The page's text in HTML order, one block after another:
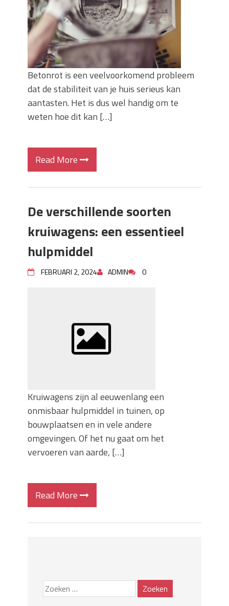
Betonrot is een veelvoorkomend probleem
dat de stabiliteit van je huis serieus kan
aantasten. Het is dus wel handig om te
weten hoe dit kan […]
Read More
De verschillende soorten
kruiwagens: een essentieel
hulpmiddel
FEBRUARI 2, 2024 ADMIN 0
Kruiwagens zijn al eeuwenlang een
onmisbaar hulpmiddel in tuinen, op
bouwplaatsen en in vele andere
omgevingen. Of het nu gaat om het
vervoeren van aarde, […]
Read More